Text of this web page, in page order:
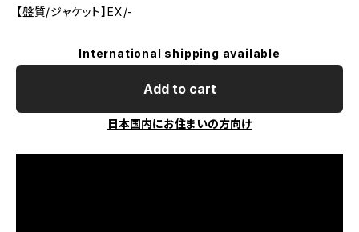
【盤質/ジャケット】EX/-
International shipping available
Add to cart
日本国内にお住まいの方向け